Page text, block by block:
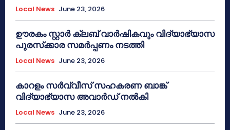
Local News June 23, 2026
ഊരകം സ്റ്റാർ ക്ലബ് വാർഷികവും വിദ്യാഭ്യാസ
പുരസ്‌ക്കാര സമർപ്പണം നടത്തി
Local News June 23, 2026
കാറളം സർവ്വീസ് സഹകരണ ബാങ്ക്
വിദ്യാഭ്യാസ അവാർഡ് നൽകി
Local News June 23, 2026